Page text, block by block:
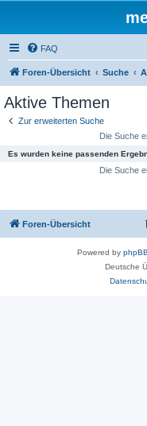
FAQ
Foren-Übersicht Suche
Aktive Themen
Zur erweiterten Suche
Die Suche
Es wurden keine passenden
Die Suche
Foren-Übersicht
Powered by phpBB
Deutsche